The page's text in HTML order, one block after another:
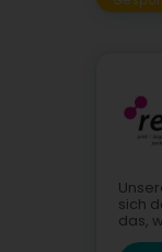
sich
das,